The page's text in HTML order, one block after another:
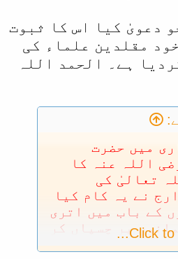
دعویٰ کیا اس کا ثبوت
مقلدین علماء کی
ہے۔ الحمد اللہ
میں حضرت
اللہ عنہ کا
تعالیٰ کی
نے یہ کام کیا
کے باب میں اتری
پر چسپاں کرClick to